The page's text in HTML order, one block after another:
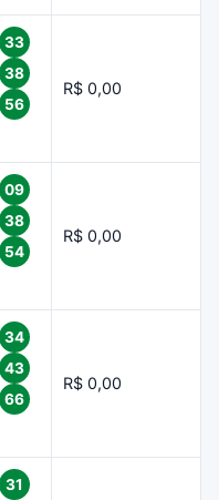
33
38
56
R$ 0,00
09
38
54
R$ 0,00
34
43
66
R$ 0,00
31